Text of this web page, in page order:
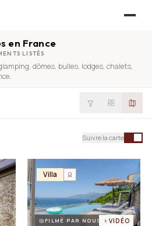
— l’annuaire
0 % commission
pro
en France
LISTÉS
, dômes, bulles, lodges, chalets,
Suivre la carte
Villa
FILMÉ PAR NOUS VIDÉO